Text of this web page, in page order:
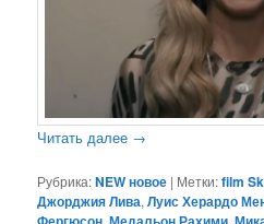
Читать далее →
Рубрика:NEW новое | Метки:film
Джорджия Лива,Луис Херардо